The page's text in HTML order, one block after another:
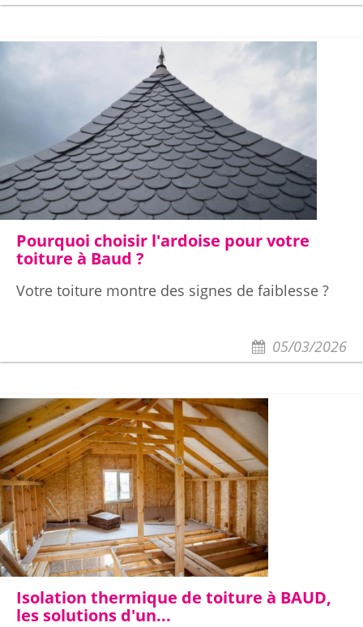
Pourquoi choisir l'ardoise pour votre
toiture à Baud ?
Votre toiture montre des signes de faiblesse ?
05/03/2026
Isolation thermique de toiture à BAUD,
les solutions d'un...